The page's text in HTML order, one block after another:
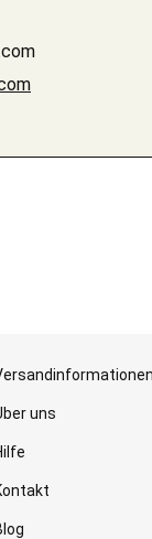
uns